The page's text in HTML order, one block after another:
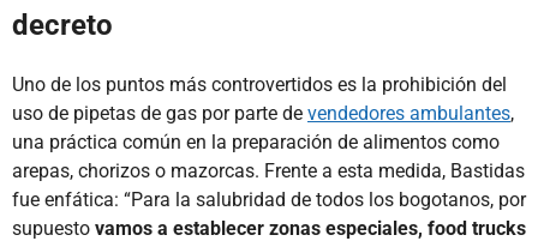
decreto
Uno de los puntos más controvertidos es la prohibición del
uso de pipetas de gas por parte de vendedores ambulantes,
una práctica común en la preparación de alimentos como
arepas, chorizos o mazorcas. Frente a esta medida, Bastidas
fue enfática: “Para la salubridad de todos los bogotanos, por
supuesto vamos a establecer zonas especiales, food trucks